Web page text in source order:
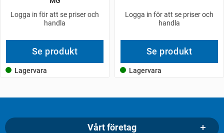
Logga in för att se priser och
handla
Se produkt
Lagervara
Logga in för att se priser och
handla
Se produkt
Lagervara
Vårt företag